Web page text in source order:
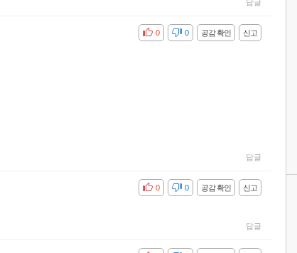
답글
신고
공감 확인
비공감 0
0
답글
신고
공감 확인
비공감 0
0
답글